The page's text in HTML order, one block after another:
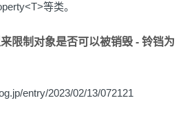
等类。
限制对象是否可以被销毁 - 铃铛为
entry/2023/02/13/072121